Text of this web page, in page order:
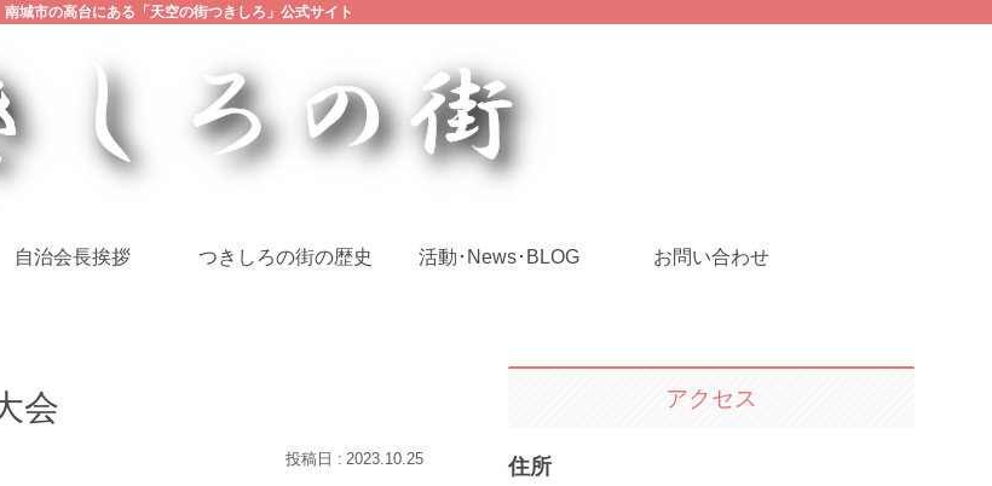
南城市の高台にある「天空の街つきしろ」公式サイト
自治会長挨拶 つきしろの街の歴史 活動･News･BLOG お問い合わせ
会
2023.10.25
アクセス
住所